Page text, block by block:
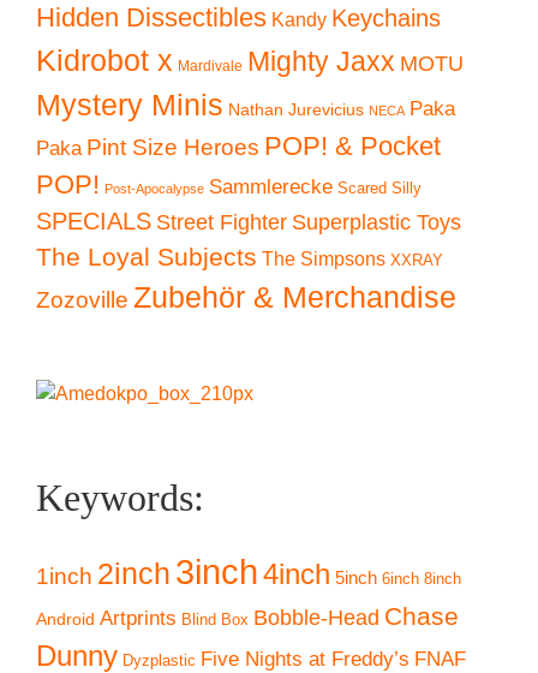
Hidden Dissectibles Kandy Keychains
Kidrobot x Mardivale Mighty Jaxx MOTU
Mystery Minis Nathan Jurevicius NECA Paka
Paka Pint Size Heroes POP! & Pocket
POP! Post-Apocalypse Sammlerecke Scared Silly
SPECIALS Street Fighter Superplastic Toys
The Loyal Subjects The Simpsons XXRAY
Zozoville Zubehör & Merchandise
Keywords:
1inch 2inch 3inch4inch 5inch 6inch 8inch
Android Artprints Blind Box Bobble-Head Chase
Dunny Dyzplastic Five Nights at Freddy’s FNAF